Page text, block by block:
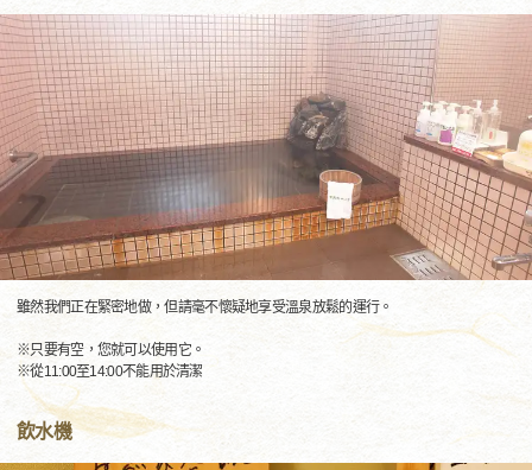
雖然我們正在緊密地做，但請毫不懷疑地享受溫泉放鬆的運行。
※只要有空，您就可以使用它。
※從11:00至14:00不能用於清潔
飲水機